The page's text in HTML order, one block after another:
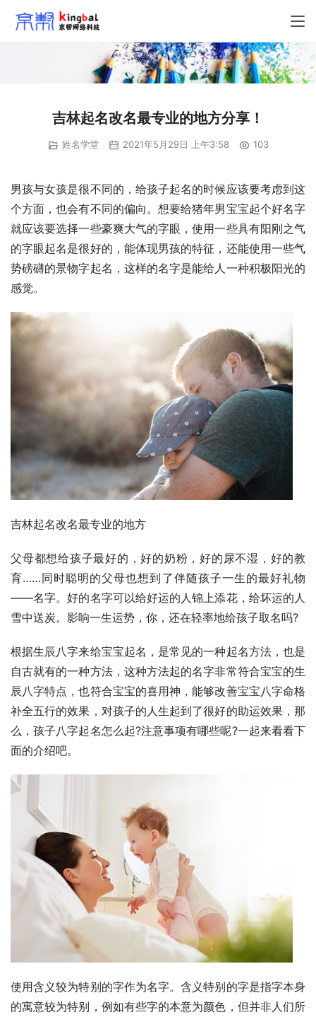
吉林起名改名最专业的地方分享！
姓名学堂 2021年5月29日 上午3:58 103
男孩与女孩是很不同的，给孩子起名的时候应该要考虑到这
个方面，也会有不同的偏向。想要给猪年男宝宝起个好名字
就应该要选择一些豪爽大气的字眼，使用一些具有阳刚之气
的字眼起名是很好的，能体现男孩的特征，还能使用一些气
势磅礴的景物字起名，这样的名字是能给人一种积极阳光的
感觉。
吉林起名改名最专业的地方
父母都想给孩子最好的，好的奶粉，好的尿不湿，好的教
育……同时聪明的父母也想到了伴随孩子一生的最好礼物
——名字。好的名字可以给好运的人锦上添花，给坏运的人
雪中送炭。影响一生运势，你，还在轻率地给孩子取名吗?
根据生辰八字来给宝宝起名，是常见的一种起名方法，也是
自古就有的一种方法，这种方法起的名字非常符合宝宝的生
辰八字特点，也符合宝宝的喜用神，能够改善宝宝八字命格
补全五行的效果，对孩子的人生起到了很好的助运效果，那
么，孩子八字起名怎么起?注意事项有哪些呢?一起来看看下
面的介绍吧。
使用含义较为特别的字作为名字。含义特别的字是指字本身
的寓意较为特别，例如有些字的本意为颜色，但并非人们所